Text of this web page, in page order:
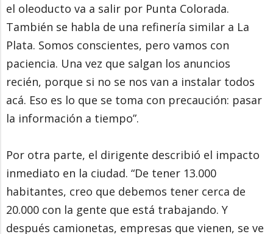
el oleoducto va a salir por Punta Colorada.
También se habla de una refinería similar a La
Plata. Somos conscientes, pero vamos con
paciencia. Una vez que salgan los anuncios
recién, porque si no se nos van a instalar todos
acá. Eso es lo que se toma con precaución: pasar
la información a tiempo”.
Por otra parte, el dirigente describió el impacto
inmediato en la ciudad. “De tener 13.000
habitantes, creo que debemos tener cerca de
20.000 con la gente que está trabajando. Y
después camionetas, empresas que vienen, se ve